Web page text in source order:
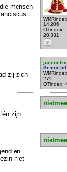
14.206
OTindex:
20.331
S
mensen
Senior lid
279
OTindex:
zij zich
zijn
en
niet